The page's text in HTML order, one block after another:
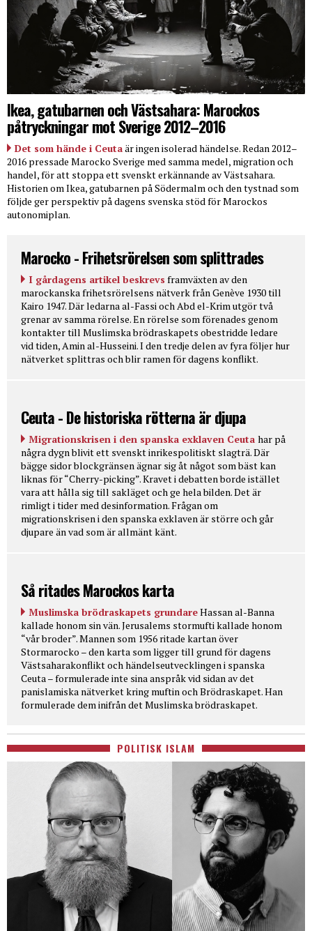
Ikea, gatubarnen och Västsahara: Marockos
påtryckningar mot Sverige 2012–2016
Det som hände i Ceutaär ingen isolerad händelse. Redan 2012–
2016 pressade Marocko Sverige med samma medel, migration och
handel, för att stoppa ett svenskt erkännande av Västsahara.
Historien om Ikea, gatubarnen på Södermalm och den tystnad som
följde ger perspektiv på dagens svenska stöd för Marockos
autonomiplan.
Marocko - Frihetsrörelsen som splittrades
I gårdagens artikel beskrevs framväxten av den
marockanska frihetsrörelsens nätverk från Genève 1930 till
Kairo 1947. Där ledarna al-Fassi och Abd el-Krim utgör två
grenar av samma rörelse. En rörelse som förenades genom
kontakter till Muslimska brödraskapets obestridde ledare
vid tiden, Amin al-Husseini. I den tredje delen av fyra följer hur
nätverket splittras och blir ramen för dagens konflikt.
Ceuta - De historiska rötterna är djupa
Migrationskrisen i den spanska exklaven Ceuta har på
några dygn blivit ett svenskt inrikespolitiskt slagträ. Där
bägge sidor blockgränsen ägnar sig åt något som bäst kan
liknas för “Cherry-picking”. Kravet i debatten borde istället
vara att hålla sig till sakläget och ge hela bilden. Det är
rimligt i tider med desinformation. Frågan om
migrationskrisen i den spanska exklaven är större och går
djupare än vad som är allmänt känt.
Så ritades Marockos karta
Muslimska brödraskapets grundareHassan al-Banna
kallade honom sin vän. Jerusalems stormufti kallade honom
“vår broder”. Mannen som 1956 ritade kartan över
Stormarocko – den karta som ligger till grund för dagens
Västsaharakonflikt och händelseutvecklingen i spanska
Ceuta – formulerade inte sina anspråk vid sidan av det
panislamiska nätverket kring muftin och Brödraskapet. Han
formulerade dem inifrån det Muslimska brödraskapet.
POLITISK ISLAM